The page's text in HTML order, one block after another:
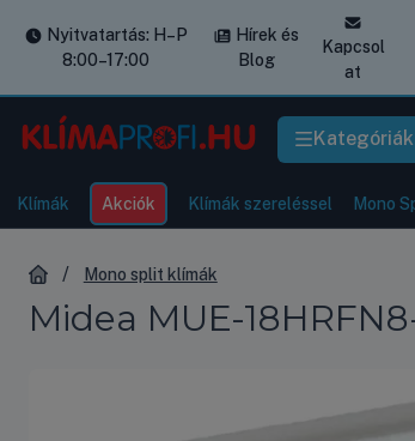
Kategóriák
Nyitvatartás: H–P
8:00–17:00
Hírek és
Blog
Kapcsol
at
Klímák Akciók Klímák szereléssel Mono
Mono split klímák
Midea MUE-